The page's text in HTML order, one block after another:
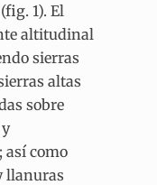
1). El
altitudinal
sierras
altas
sobre
así como
llanuras